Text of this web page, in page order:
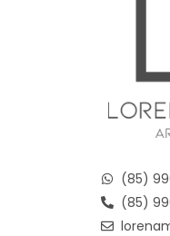
(85)
(85)